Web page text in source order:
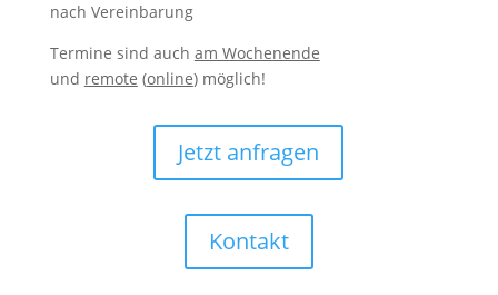
nach Vereinbarung
Termine sind auch am Wochenende
und remote (online) möglich!
Jetzt anfragen
Kontakt